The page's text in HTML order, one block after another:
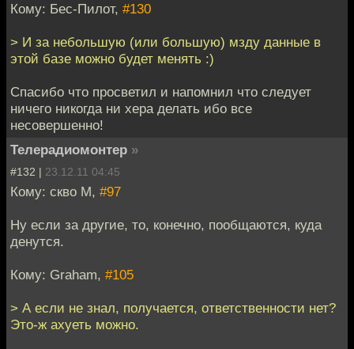
Кому: Бес-Пилот, #130
> И за небольшую (или большую) мзду данные в
этой базе можно будет менять :)
Спасибо что просветил и напомнил что следует
ничего никогда ни хера делать ибо все
несовершенно!
Телерадиомонтер »
#132 | 23.12.11 04:45
Кому: скво М, #97
Ну если за другие, то, конечно, пообщаются, куда
денутся.
Кому: Graham, #105
> А если не знал, получается, ответственности нет?
Это-ж ахуеть можно.